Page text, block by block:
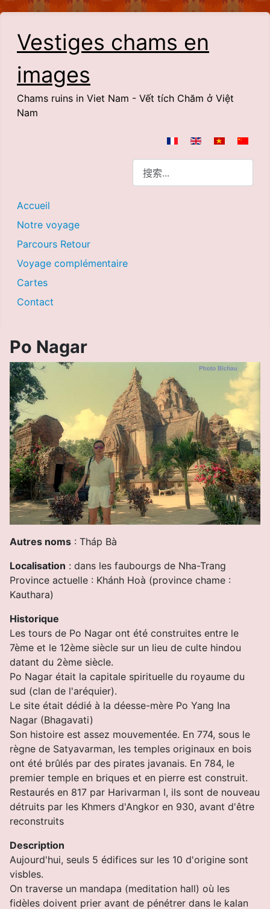
Vestiges chams en
images
Chams ruins in Viet Nam - Vết tích Chăm ở Việt
Nam
搜索
Accueil
Notre voyage
Parcours Retour
Voyage complémentaire
Cartes
Contact
Po Nagar
Autres noms : Tháp Bà
Localisation : dans les faubourgs de Nha-Trang
Province actuelle : Khánh Hoà (province chame :
Kauthara)
Historique
Les tours de Po Nagar ont été construites entre le
7ème et le 12ème siècle sur un lieu de culte hindou
datant du 2ème siècle.
Po Nagar était la capitale spirituelle du royaume du
sud (clan de l'aréquier).
Le site était dédié à la déesse-mère Po Yang Ina
Nagar (Bhagavati)
Son histoire est assez mouvementée. En 774, sous le
règne de Satyavarman, les temples originaux en bois
ont été brûlés par des pirates javanais. En 784, le
premier temple en briques et en pierre est construit.
Restaurés en 817 par Harivarman I, ils sont de nouveau
détruits par les Khmers d'Angkor en 930, avant d'être
reconstruits
Description
Aujourd'hui, seuls 5 édifices sur les 10 d'origine sont
visbles.
On traverse un mandapa (meditation hall) où les
fidèles doivent prier avant de pénétrer dans le kalan